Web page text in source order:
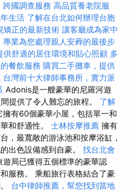
跨國調查服務 高品質養老院服
生活 了解在台北如何辦理台胞
矯正的最新技術 讓客廳成為家中
專業為您處理親人安葬的最後步
供舒適的居住環境和貼心照顧 多
餐飲服務 購買二手攤車，提供
台灣前十大律師事務所，實力派
Adonis是一艘豪華的尼羅河遊
提供了令人難忘的旅程。 了解
擁有60個豪華小屋，包括單一和
和舒適性。 士林按摩推薦 擁有
，最寬敞的游泳池和按摩浴缸，
出色設備感到自豪。 找台北會
遊局已獲得五個標準的豪華認
服務。 乘船旅行表格結合了豪
台中律師推薦，幫您找到當地